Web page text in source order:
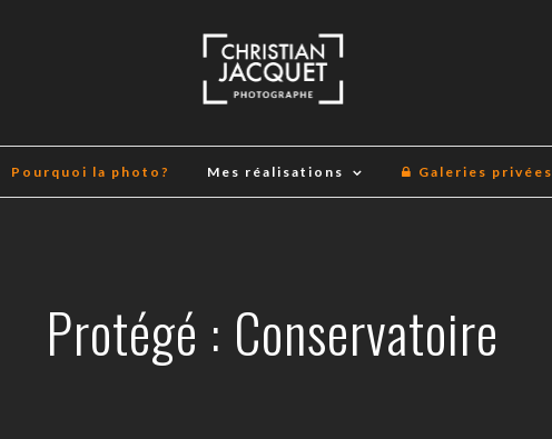
Pourquoi la photo? Mes réalisations Galeries privées
Protégé : Conservatoire